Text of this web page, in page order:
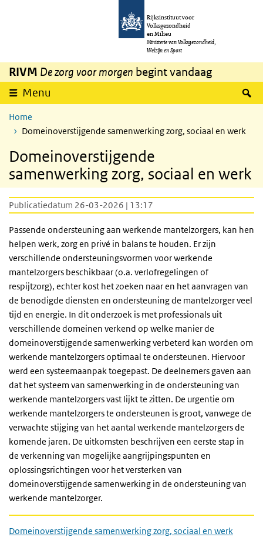
Overslaan en naar de inhoud gaan
Rijksinstituut voor
Volksgezondheid
en Milieu
Ministerie van Volksgezondheid,
Welzijn en Sport
RIVM De zorg voor morgen begint vandaag
Menu
Home
Domeinoverstijgende samenwerking zorg, sociaal en werk
Domeinoverstijgende
samenwerking zorg, sociaal en werk
Publicatiedatum 26-03-2026 | 13:17
Passende ondersteuning aan werkende mantelzorgers, kan hen
helpen werk, zorg en privé in balans te houden. Er zijn
verschillende ondersteuningsvormen voor werkende
mantelzorgers beschikbaar (o.a. verlofregelingen of
respijtzorg), echter kost het zoeken naar en het aanvragen van
de benodigde diensten en ondersteuning de mantelzorger veel
tijd en energie. In dit onderzoek is met professionals uit
verschillende domeinen verkend op welke manier de
domeinoverstijgende samenwerking verbeterd kan worden om
werkende mantelzorgers optimaal te ondersteunen. Hiervoor
werd een systeemaanpak toegepast. De deelnemers gaven aan
dat het systeem van samenwerking in de ondersteuning van
werkende mantelzorgers vast lijkt te zitten. De urgentie om
werkende mantelzorgers te ondersteunen is groot, vanwege de
verwachte stijging van het aantal werkende mantelzorgers de
komende jaren. De uitkomsten beschrijven een eerste stap in
de verkenning van mogelijke aangrijpingspunten en
oplossingsrichtingen voor het versterken van
domeinoverstijgende samenwerking in de ondersteuning van
werkende mantelzorger.
Domeinoverstijgende samenwerking zorg, sociaal en werk